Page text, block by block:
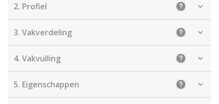
2. Profiel Uitleg:
3. Vakverdeling Uitleg:
4. Vakvulling Uitleg: De
5. Eigenschappen Uitleg: